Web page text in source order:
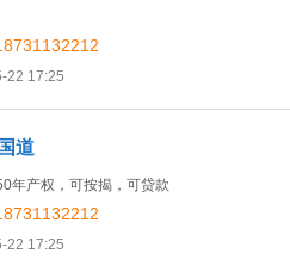
22 17:25
道
年产权，可按揭，可贷款
22 17:25